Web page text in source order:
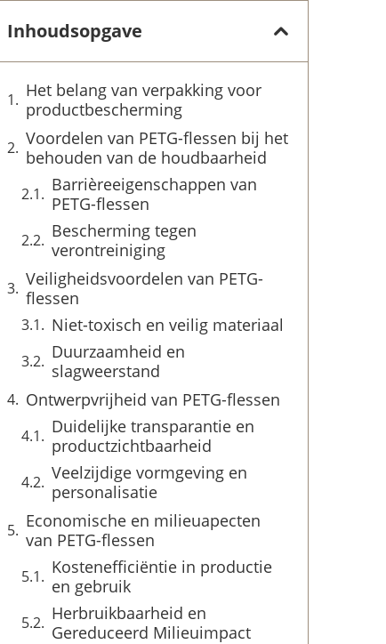
Inhoudsopgave
Het belang van verpakking voor
productbescherming
Voordelen van PETG-flessen bij het
behouden van de houdbaarheid
Barrièreeigenschappen van
PETG-flessen
Bescherming tegen
verontreiniging
Veiligheidsvoordelen van PETG-
flessen
Niet-toxisch en veilig materiaal
Duurzaamheid en
slagweerstand
Ontwerpvrijheid van PETG-flessen
Duidelijke transparantie en
productzichtbaarheid
Veelzijdige vormgeving en
personalisatie
Economische en milieuapecten
van PETG-flessen
Kostenefficiëntie in productie
en gebruik
Herbruikbaarheid en
Gereduceerd Milieuimpact